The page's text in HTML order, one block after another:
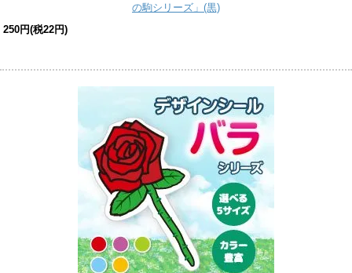
の駒シリーズ」(黒)
250円(税22円)